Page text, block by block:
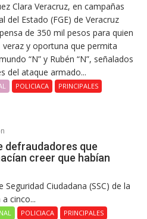
Clara Veracruz, en campañas
del Estado (FGE) de Veracruz
de 350 mil pesos para quien
y oportuna que permita
“N” y Rubén “N”, señalados
del ataque armado...
POLICIACA PRINCIPALES
defraudadores que
creer que habían
Ciudadana (SSC) de la
cinco...
POLICIACA PRINCIPALES